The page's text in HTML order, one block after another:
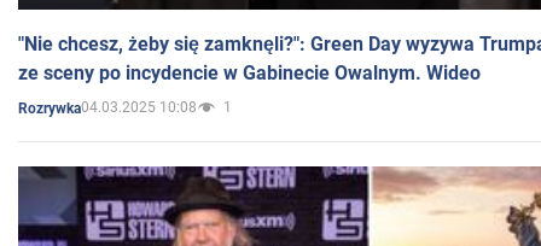
"Nie chcesz, żeby się zamknęli?": Green Day wyzywa
ze sceny po incydencie w Gabinecie Owalnym. Wideo
Rozrywka04.03.2025 10:08 1